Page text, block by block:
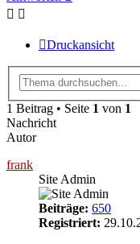
Druckansicht
1 Beitrag • Seite 1 von 1
Nachricht
Autor
frank
Site Admin
Beiträge: 650
Registriert: